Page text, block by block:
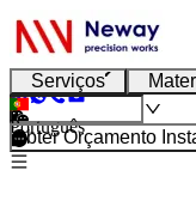
Serviços
Português
Obter Orçamento